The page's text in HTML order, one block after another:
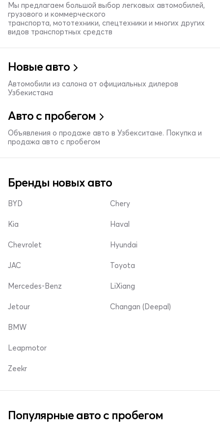
Мы предлагаем большой выбор легковых автомобилей,
грузового и коммерческого
транспорта, мототехники, спецтехники и многих других
видов транспортных средств
Новые авто
Автомобили из салона от официальных дилеров
Узбекистана
Авто с пробегом
Объявления о продаже авто в Узбекситане. Покупка и
продажа авто с пробегом
Бренды новых авто
BYD
Kia
Chevrolet
Chery
Haval
Hyundai
JAC
Mercedes-Benz
Jetour
Toyota
LiXiang
Changan (Deepal)
BMW
Leapmotor
Zeekr
Популярные авто с пробегом